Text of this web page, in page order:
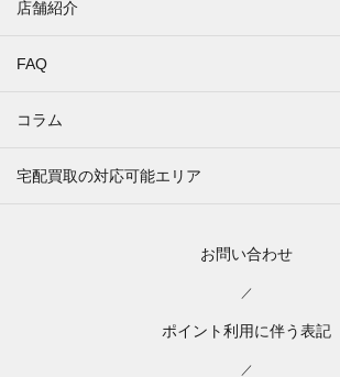
店舗紹介
FAQ
コラム
宅配買取の対応可能エリア
お問い合わせ
／
ポイント利用に伴う表記
／